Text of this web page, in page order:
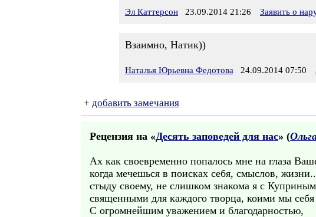
Эл Каттерсон 23.09.2014 21:26 Заявить о
Взаимно, Натик))
Наталья Юрьевна Федотова 24.09.2014 07:50
+ добавить замечания
Рецензия на «Десять заповедей для нас» (
Ах как своевременно попалось мне на глаза
когда мечешься в поисках себя, смыслов,
стыду своему, не слишком знакома я с
священными для каждого творца, коими мы
С огромнейшим уважением и благодарностью,